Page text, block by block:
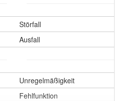
Störfall
Ausfall
Unregelmäßigkeit
Fehlfunktion